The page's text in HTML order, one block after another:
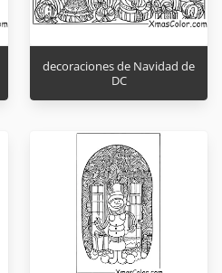
decoraciones de Navidad de
DC